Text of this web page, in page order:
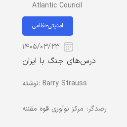
Atlantic Council
امنیتی-نظامی
۱۴۰۵/۰۳/۲۳
درس‌های جنگ با ایران
نوشته: Barry Strauss
رصدگر: مرکز نوآوری قوه مقننه